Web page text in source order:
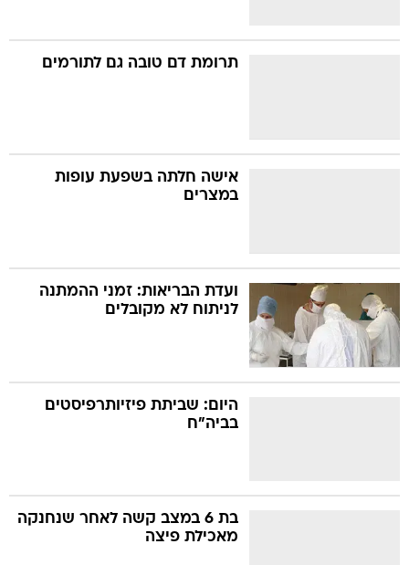
תרומת דם טובה גם לתורמים
אישה חלתה בשפעת עופות
במצרים
ועדת הבריאות: זמני ההמתנה
לניתוח לא מקובלים
היום: שביתת פיזיותרפיסטים
בביה"ח
בת 6 במצב קשה לאחר שנחנקה
מאכילת פיצה